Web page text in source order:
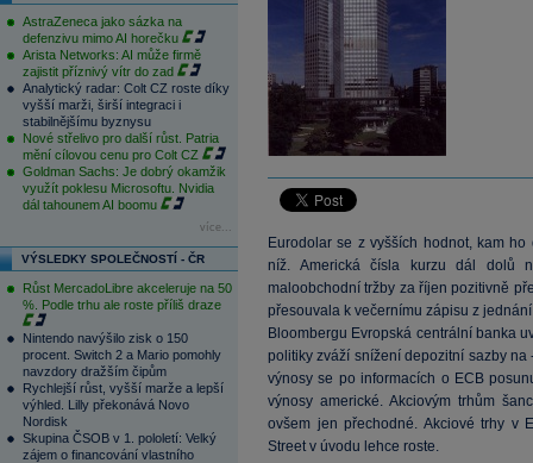
AstraZeneca jako sázka na
defenzivu mimo AI horečku
Arista Networks: AI může firmě
zajistit příznivý vítr do zad
Analytický radar: Colt CZ roste díky
vyšší marži, širší integraci i
stabilnějšímu byznysu
Nové střelivo pro další růst. Patria
mění cílovou cenu pro Colt CZ
Goldman Sachs: Je dobrý okamžik
využít poklesu Microsoftu. Nvidia
dál tahounem AI boomu
více...
VÝSLEDKY SPOLEČNOSTÍ - ČR
Růst MercadoLibre akceleruje na 50
%. Podle trhu ale roste příliš draze
Nintendo navýšilo zisk o 150
procent. Switch 2 a Mario pomohly
navzdory dražším čipům
Rychlejší růst, vyšší marže a lepší
výhled. Lilly překonává Novo
Nordisk
Skupina ČSOB v 1. pololetí: Velký
zájem o financování vlastního
Eurodolar se z vyšších hodnot, kam
níž. Americká čísla kurzu dál dolů
maloobchodní tržby za říjen pozitivně
přesouvala k večernímu zápisu z
Bloombergu Evropská centrální banka
politiky zváží snížení depozitní sazby
výnosy se po informacích o ECB
výnosy americké. Akciovým trhům
ovšem jen přechodné. Akciové trhy v
Street v úvodu lehce roste.